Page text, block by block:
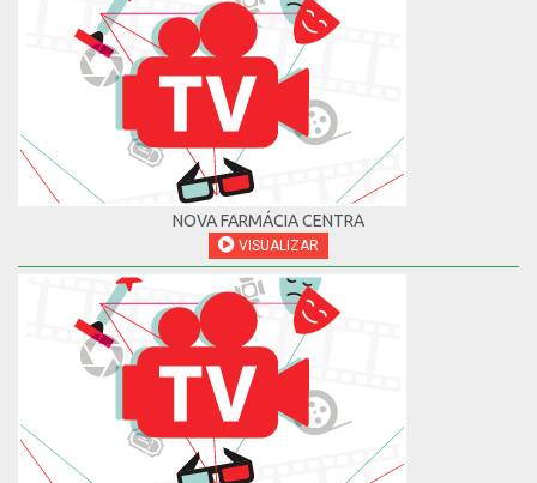
NOVA FARMÁCIA CENTRA
VISUALIZAR